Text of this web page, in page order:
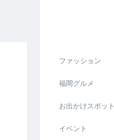
ファッション
福岡グルメ
お出かけスポット
イベント